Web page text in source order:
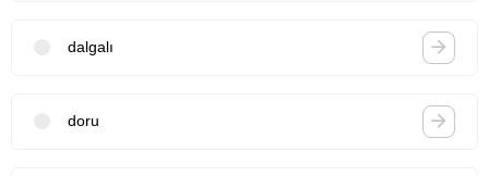
dalgalı
doru